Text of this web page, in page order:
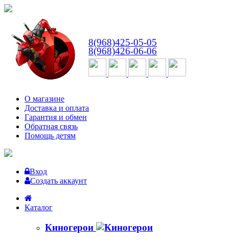
8(968)425-05-05
8(968)426-06-06
О магазине
Доставка и оплата
Гарантия и обмен
Обратная связь
Помощь детям
Вход
Создать аккаунт
Каталог
Киногерои